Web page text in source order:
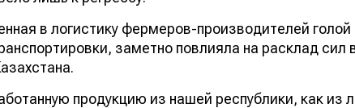
в логистику фермеров-производителей
заметно повлияла на расклад сил
продукцию из нашей республики, как из